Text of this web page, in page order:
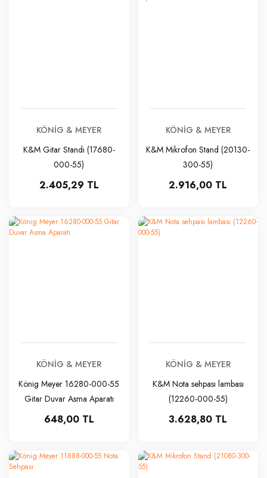
KÖNIG & MEYER
K&M Gitar Standı (17680-
000-55)
2.405,29 TL
KÖNIG & MEYER
K&M Mikrofon Stand (20130-
300-55)
2.916,00 TL
KÖNIG & MEYER
König Meyer 16280-000-55
Gitar Duvar Asma Aparatı
648,00 TL
KÖNIG & MEYER
K&M Nota sehpası lambası
(12260-000-55)
3.628,80 TL